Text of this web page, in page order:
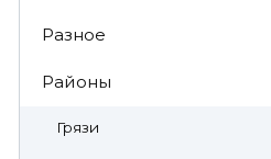
Разное
Районы
Грязи